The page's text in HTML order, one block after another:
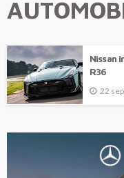
Nissan
R36
22